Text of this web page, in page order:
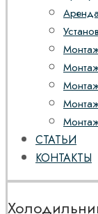
СТАТЬИ
КОНТАКТЫ